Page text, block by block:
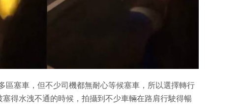
區塞車，但不少司機都無耐心等候塞車，所以選擇轉行
得水洩不通的時候，拍攝到不少車輛在路肩行駛得暢